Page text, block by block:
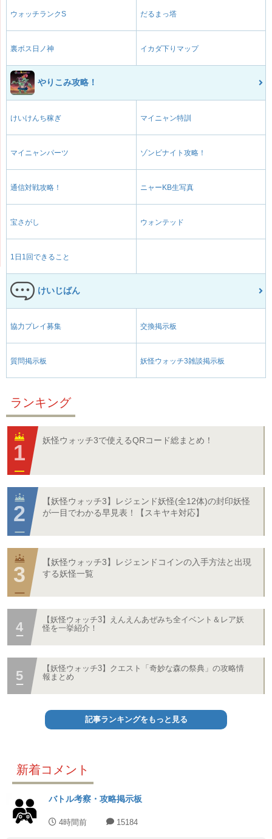
ウォッチランクS だるまっ塔
裏ボス日ノ神 イカダ下りマップ
やりこみ攻略！
けいけんち稼ぎ マイニャン特訓
マイニャンパーツ ゾンビナイト攻略！
通信対戦攻略！ ニャーKB生写真
宝さがし ウォンテッド
1日1回できること
けいじばん
協力プレイ募集 交換掲示板
質問掲示板 妖怪ウォッチ3雑談掲示板
ランキング
妖怪ウォッチ3で使えるQRコード総まとめ！
【妖怪ウォッチ3】レジェンド妖怪(全12体)の封印妖怪
が一目でわかる早見表！【スキヤキ対応】
【妖怪ウォッチ3】レジェンドコインの入手方法と出現
する妖怪一覧
【妖怪ウォッチ3】えんえんあぜみち全イベント＆レア妖
怪を一挙紹介！
【妖怪ウォッチ3】クエスト「奇妙な森の祭典」の攻略情
報まとめ
記事ランキングをもっと見る
新着コメント
バトル考察・攻略掲示板
4時間前 15184